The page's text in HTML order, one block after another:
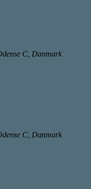
C, Danmark
C, Danmark